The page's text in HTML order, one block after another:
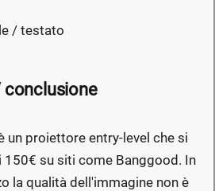
/ testato
conclusione
un proiettore entry-level che si
150€ su siti come Banggood. In
la qualità dell'immagine non è